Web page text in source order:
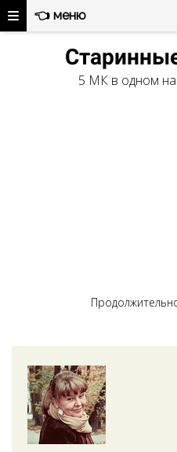
👈 меню
5 МК в одном